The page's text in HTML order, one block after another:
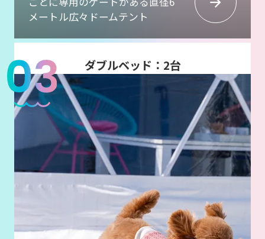
メートル広々ドームテント
ダブルベッド：2台
（もしくはシングルベッド：4台）
広さ：直径6m
定員：4名